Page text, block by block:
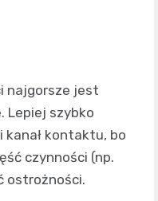
najgorsze jest
Lepiej szybko
kontaktu, bo
czynności (np.
ostrożności.